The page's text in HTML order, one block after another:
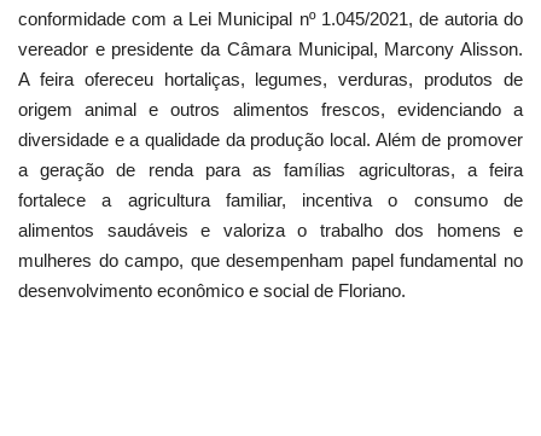
conformidade com a Lei Municipal nº 1.045/2021, de autoria do
vereador e presidente da Câmara Municipal, Marcony Alisson.
A feira ofereceu hortaliças, legumes, verduras, produtos de
origem animal e outros alimentos frescos, evidenciando a
diversidade e a qualidade da produção local. Além de promover
a geração de renda para as famílias agricultoras, a feira
fortalece a agricultura familiar, incentiva o consumo de
alimentos saudáveis e valoriza o trabalho dos homens e
mulheres do campo, que desempenham papel fundamental no
desenvolvimento econômico e social de Floriano.